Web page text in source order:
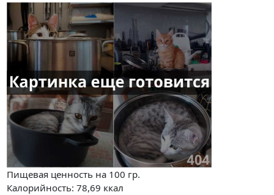
Пищевая ценность на 100 гр.
Калорийность: 78,69 ккал